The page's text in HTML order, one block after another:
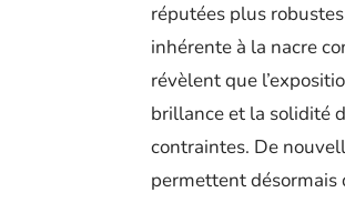
réputées plus
inhérente à la nacre
révèlent que
brillance et la solidité
contraintes. De
permettent désormais